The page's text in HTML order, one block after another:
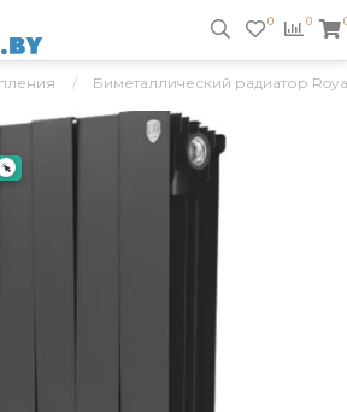
0 0
Биметаллический радиатор